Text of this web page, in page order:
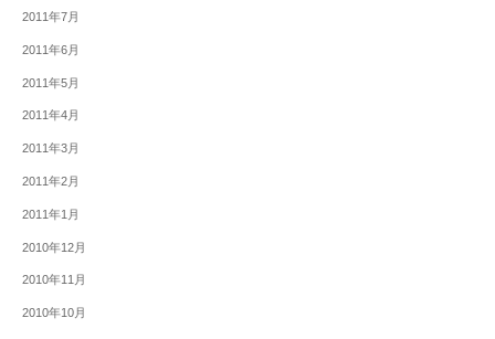
2011年7月
2011年6月
2011年5月
2011年4月
2011年3月
2011年2月
2011年1月
2010年12月
2010年11月
2010年10月